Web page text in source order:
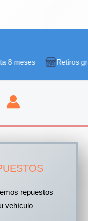
Retiros gratis
repuestos
vehículo